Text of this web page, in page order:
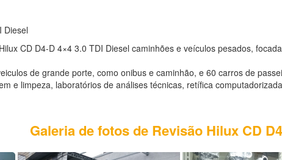
Diesel
CD D4-D 4×4 3.0 TDI Diesel caminhões e veículos pesados,
de grande porte, como onibus e caminhão, e 60 carros de
e limpeza, laboratórios de análises técnicas, retífica
Galeria de fotos de Revisão Hilux CD